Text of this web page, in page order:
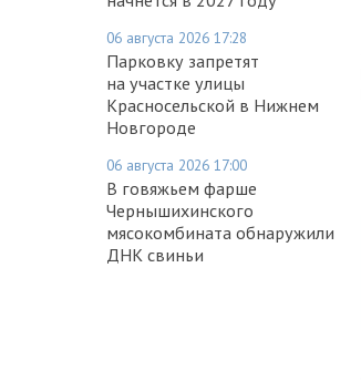
06 августа 2026 17:28
Парковку запретят
на участке улицы
Красносельской в Нижнем
Новгороде
06 августа 2026 17:00
В говяжьем фарше
Чернышихинского
мясокомбината обнаружили
ДНК свиньи